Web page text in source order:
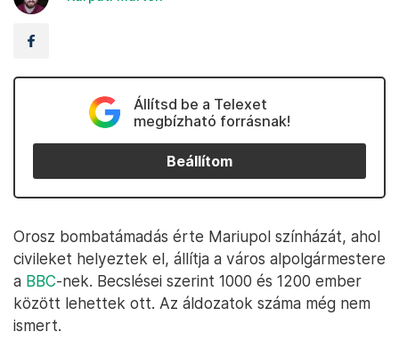
Állítsd be a Telexet
megbízható forrásnak!
Beállítom
Orosz bombatámadás érte Mariupol színházát, ahol
civileket helyeztek el, állítja a város alpolgármestere
a BBC-nek. Becslései szerint 1000 és 1200 ember
között lehettek ott. Az áldozatok száma még nem
ismert.